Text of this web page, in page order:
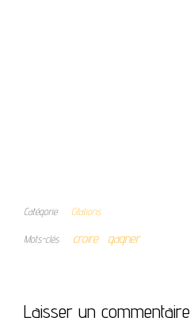
Catégorie Citations
Mots-clés croire gagner
Laisser un commentaire